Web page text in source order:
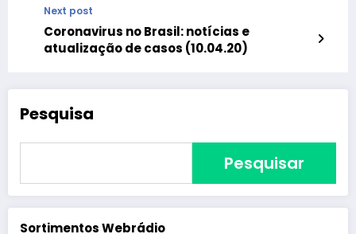
Next post
Coronavirus no Brasil: notícias e
atualização de casos (10.04.20)
Pesquisa
Pesquisar
Sortimentos Webrádio